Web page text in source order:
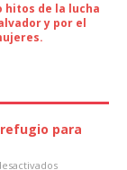
hitos de la lucha
y por el
para